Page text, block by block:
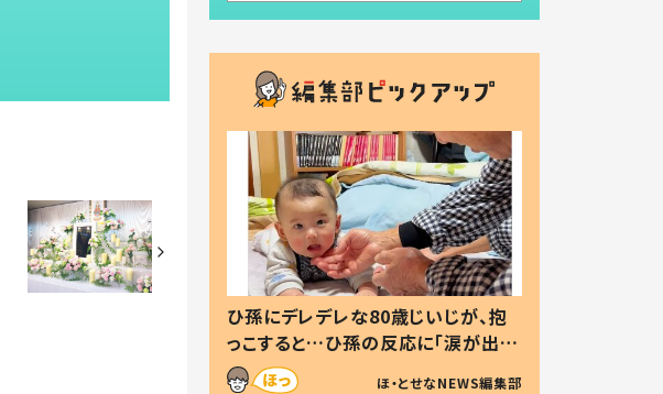
ひ孫にデレデレな80歳じいじが、抱
っこすると…ひ孫の反応に「涙が出ま
した」「可愛くて仕方ない」
ほ・とせなNEWS編集部